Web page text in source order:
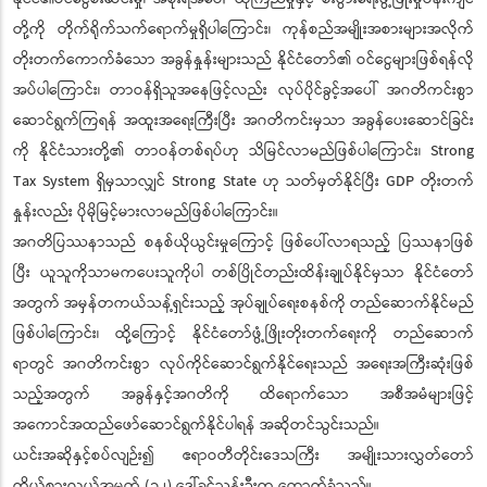
တို့ကို တိုက်ရိုက်သက်ရောက်မှုရှိပါကြောင်း၊ ကုန်စည်အမျိုးအစားများအလိုက်
တိုးတက်ကောက်ခံသော အခွန်နှုန်းများသည် နိုင်ငံတော်၏ ဝင်ငွေများဖြစ်ရန်လို
အပ်ပါကြောင်း၊ တာဝန်ရှိသူအနေဖြင့်လည်း လုပ်ပိုင်ခွင့်အပေါ် အဂတိကင်းစွာ
ဆောင်ရွက်ကြရန် အထူးအရေးကြီးပြီး အဂတိကင်းမှသာ အခွန်ပေးဆောင်ခြင်း
ကို နိုင်ငံသားတို့၏ တာဝန်တစ်ရပ်ဟု သိမြင်လာမည်ဖြစ်ပါကြောင်း၊ Strong
Tax System ရှိမှသာလျှင် Strong State ဟု သတ်မှတ်နိုင်ပြီး GDP တိုးတက်
နှုန်းလည်း ပိုမိုမြင့်မားလာမည်ဖြစ်ပါကြောင်း။
အဂတိပြဿနာသည် စနစ်ယိုယွင်းမှုကြောင့် ဖြစ်ပေါ်လာရသည့် ပြဿနာဖြစ်
ပြီး ယူသူကိုသာမကပေးသူကိုပါ တစ်ပြိုင်တည်းထိန်းချုပ်နိုင်မှသာ နိုင်ငံတော်
အတွက် အမှန်တကယ်သန့်ရှင်းသည့် အုပ်ချုပ်ရေးစနစ်ကို တည်ဆောက်နိုင်မည်
ဖြစ်ပါကြောင်း၊ ထို့ကြောင့် နိုင်ငံတော်ဖွံ့ဖြိုးတိုးတက်ရေးကို တည်ဆောက်
ရာတွင် အဂတိကင်းစွာ လုပ်ကိုင်ဆောင်ရွက်နိုင်ရေးသည် အရေးအကြီးဆုံးဖြစ်
သည့်အတွက် အခွန်နှင့်အဂတိကို ထိရောက်သော အစီအမံများဖြင့်
အကောင်အထည်ဖော်ဆောင်ရွက်နိုင်ပါရန် အဆိုတင်သွင်းသည်။
ယင်းအဆိုနှင့်စပ်လျဉ်း၍ ဧရာဝတီတိုင်းဒေသကြီး အမျိုးသားလွှတ်တော်